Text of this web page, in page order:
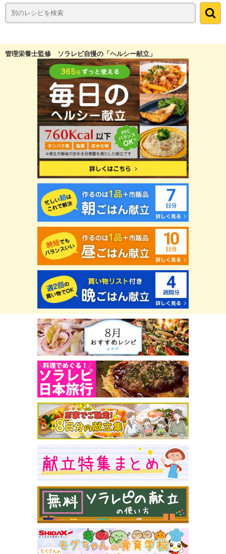
管理栄養士監修 ソラレピ自慢の「ヘルシー献立」